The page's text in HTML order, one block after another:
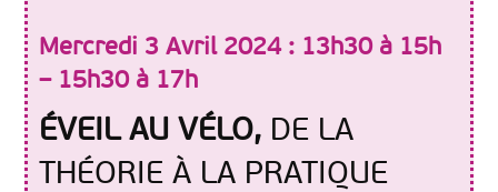
Mercredi 3 Avril 2024 : 13h30 à 15h
– 15h30 à 17h
ÉVEIL AU VÉLO, DE LA
THÉORIE À LA PRATIQUE